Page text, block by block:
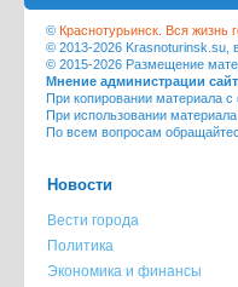
© Краснотурьинск. Вся жизнь
© 2013-2026 Krasnoturinsk.su,
© 2015-2026 Размещение
Мнение администрации
При копировании материала
При использовании
По всем вопросам
Новости
Вести города
Политика
Экономика и финансы